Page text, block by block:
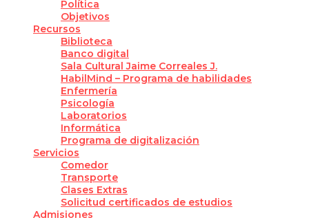
Política
Objetivos
Recursos
Biblioteca
Banco digital
Sala Cultural Jaime Correales J.
HabilMind – Programa de habilidades
Enfermería
Psicología
Laboratorios
Informática
Programa de digitalización
Servicios
Comedor
Transporte
Clases Extras
Solicitud certificados de estudios
Admisiones